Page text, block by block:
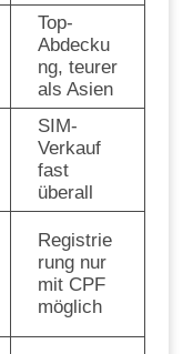
Top-
Abdecku
ng, teurer
als Asien
SIM-
Verkauf
fast
überall
Registrie
rung nur
mit CPF
möglich